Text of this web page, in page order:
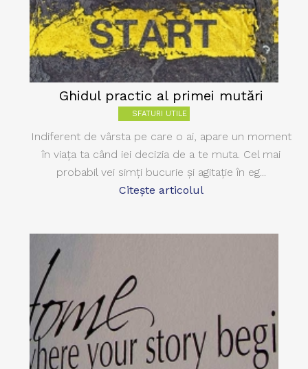
Ghidul practic al primei mutări
SFATURI UTILE
Indiferent de vârsta pe care o ai, apare un moment
în viaţa ta când iei decizia de a te muta. Cel mai
probabil vei simţi bucurie şi agitaţie în eg...
Citește articolul